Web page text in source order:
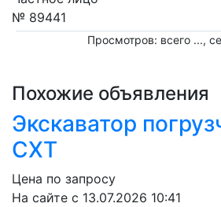
№ 89441
Просмотров: всего ...,
Похожие объявления
Экскаватор
СXT
Цена по запросу
На сайте с 13.07.2026 10:41